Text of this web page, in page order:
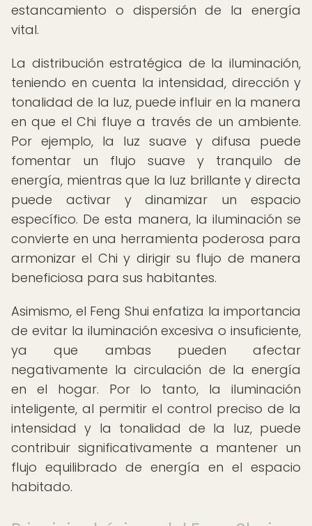
estancamiento o dispersión de la energía
vital.
La distribución estratégica de la iluminación,
teniendo en cuenta la intensidad, dirección y
tonalidad de la luz, puede influir en la manera
en que el Chi fluye a través de un ambiente.
Por ejemplo, la luz suave y difusa puede
fomentar un flujo suave y tranquilo de
energía, mientras que la luz brillante y directa
puede activar y dinamizar un espacio
específico. De esta manera, la iluminación se
convierte en una herramienta poderosa para
armonizar el Chi y dirigir su flujo de manera
beneficiosa para sus habitantes.
Asimismo, el Feng Shui enfatiza la importancia
de evitar la iluminación excesiva o insuficiente,
ya que ambas pueden afectar
negativamente la circulación de la energía
en el hogar. Por lo tanto, la iluminación
inteligente, al permitir el control preciso de la
intensidad y la tonalidad de la luz, puede
contribuir significativamente a mantener un
flujo equilibrado de energía en el espacio
habitado.